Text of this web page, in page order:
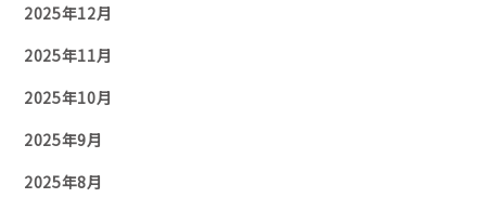
2025年12月
2025年11月
2025年10月
2025年9月
2025年8月